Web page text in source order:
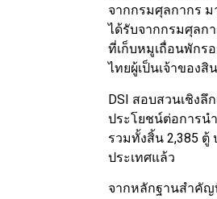
จากกรมศุลกากร ม
ได้รับจากกรมศุลก
ที่เก็บหมูเถื่อนพักร
ไทยผู้เป็นเจ้าของสิ
DSI สอบสวนเชิง
ประโยชน์ต่อการน
รวมทั้งสิ้น 2,385 ตู้
ประเทศแล้ว
จากหลักฐานสำคัญ